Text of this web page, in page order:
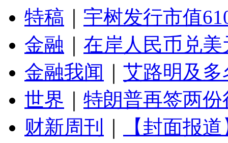
特稿
宇树发行市值
金融
在岸人民币兑
金融我闻
艾路明及
世界
特朗普再签两
财新周刊
【封面报